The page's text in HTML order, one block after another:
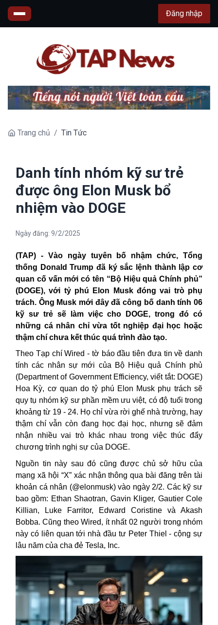
Đăng nhập
Trang chủ / Tin Tức
Danh tính nhóm kỹ sư trẻ
được ông Elon Musk bổ
nhiệm vào DOGE
Ngày đăng: 9/2/2025
(TAP) - Vào ngày tuyên bố nhậm chức, Tổng
thống Donald Trump đã ký sắc lệnh thành lập cơ
quan cố vấn mới có tên “Bộ Hiệu quả Chính phủ”
(DOGE), với tỷ phú Elon Musk đóng vai trò phụ
trách. Ông Musk mới đây đã công bố danh tính 06
kỹ sư trẻ sẽ làm việc cho DOGE, trong đó có
những cá nhân chỉ vừa tốt nghiệp đại học hoặc
thậm chí chưa kết thúc quá trình đào tạo.
Theo Tạp chíWired - tờ báo đầu tiên đưa tin về danh
tính các nhân sự mới của Bộ Hiệu quả Chính phủ
(Department of Government Efficiency, viết tắt: DOGE)
Hoa Kỳ, cơ quan do tỷ phú Elon Musk phụ trách sẽ
quy tụ nhóm kỹ sư phần mềm ưu việt, có độ tuổi trong
khoảng từ 19 - 24. Họ chỉ vừa rời ghế nhà trường, hay
thậm chí vẫn còn đang học đại học, nhưng sẽ đảm
nhận nhiều vai trò khác nhau trong việc thúc đẩy
chương trình nghị sự của DOGE.
Nguồn tin này sau đó cũng được chủ sở hữu của
mạng xã hội “X” xác nhận thông qua bài đăng trên tài
khoản cá nhân (@elonmusk) vào ngày 2/2. Các kỹ sư
bao gồm: Ethan Shaotran, Gavin Kliger, Gautier Cole
Killian, Luke Farritor, Edward Coristine và Akash
Bobba. Cũng theo Wired, ít nhất 02 người trong nhóm
này có liên quan tới nhà đầu tư Peter Thiel - cộng sự
lâu năm của cha đẻ Tesla, Inc.